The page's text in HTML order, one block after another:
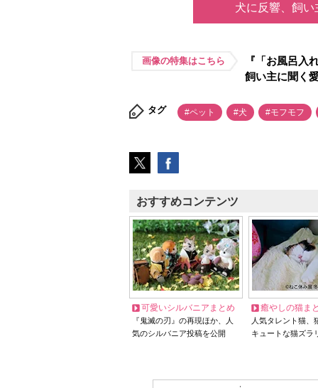
犬に反響、飼
画像の特集はこちら
『「お風呂入
飼い主に聞く
タグ #ペット #犬 #モフモフ
おすすめコンテンツ
可愛いシルバニアまとめ
『鬼滅の刃』の再現ほか、人
気のシルバニア投稿を公開
癒やしの猫ま
人気タレント猫
キュートな猫ズラ